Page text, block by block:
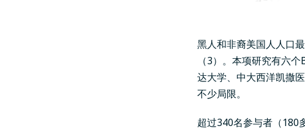
黑人和非裔美国人人口
（3）。 本项研究有六个
达大学、中大西洋凯撒
不少局限。
超过340名参与者（180